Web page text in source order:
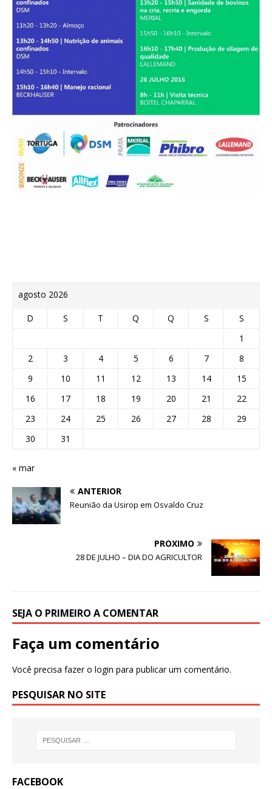
agosto 2026
D S T Q Q S
S
1
2
3 4 5 6 7
8
9
10 11 12 13 14
15
16
17 18 19 20 21
22
23
24 25 26 27 28
29
30
31
« mar
ANTERIOR
Reunião da Usirop em Osvaldo Cruz
PRÓXIMO
28 DE JULHO – DIA DO AGRICULTOR
SEJA O PRIMEIRO A COMENTAR
Faça um comentário
Você precisa fazer o login para publicar um comentário.
PESQUISAR NO SITE
FACEBOOK